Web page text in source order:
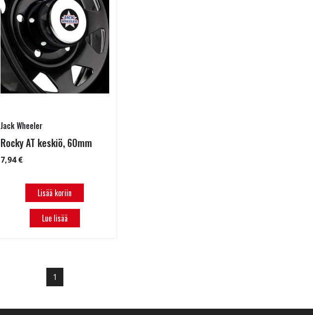
Jack Wheeler
Rocky AT keskiö, 60mm
7,94 €
Lisää koriin
Lue lisää
1